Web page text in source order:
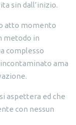
sin dall’inizio.
atto momento
metodo in
complesso
ama
aspettera ed che
con nessun